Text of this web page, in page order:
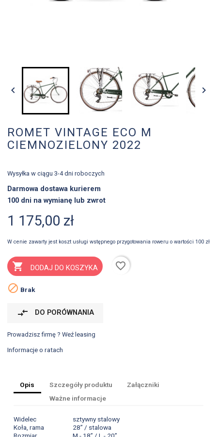
 
ROMET VINTAGE ECO M
CIEMNOZIELONY 2022
Wysyłka w ciągu 3-4 dni roboczych
Darmowa dostawa kurierem
100 dni na wymianę lub zwrot
1 175,00 zł
W cenie zawarty jest koszt usługi wstępnego przygotowania roweru o wartości 100 zł
 DODAJ DO KOSZYKA
favorite_border
 Brak
compare_arrows DO PORÓWNANIA
Prowadzisz firmę ? Weź leasing
Informacje o ratach
Opis Szczegóły produktu
Załączniki
Ważne informacje
Widelec
sztywny stalowy
Koła, rama
28” / stalowa